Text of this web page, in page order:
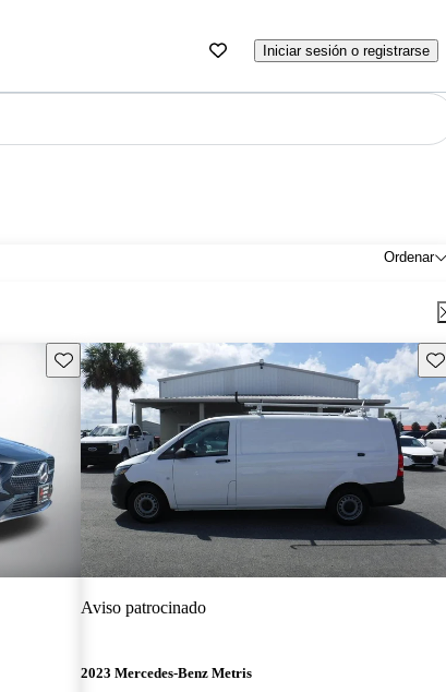
Iniciar sesión o registrarse
Ordenar
Guarda este Aviso
Aviso patrocinado
2023 Mercedes-Benz Metris